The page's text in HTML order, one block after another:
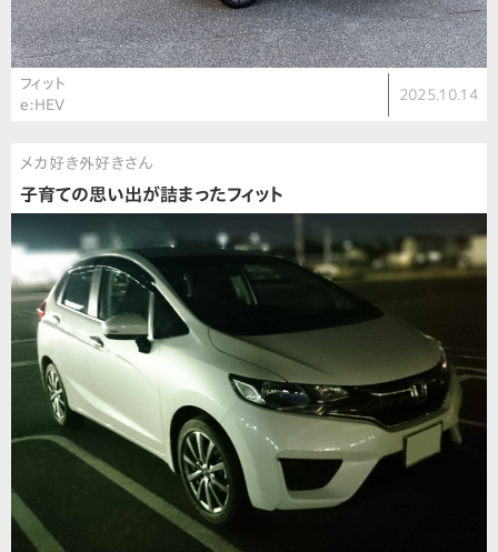
フィット
e:HEV
2025.10.14
メカ好き外好きさん
子育ての思い出が詰まったフィット